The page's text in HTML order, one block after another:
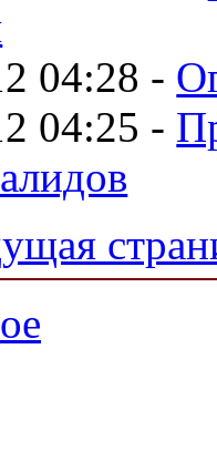
04:28 -
04:25 -